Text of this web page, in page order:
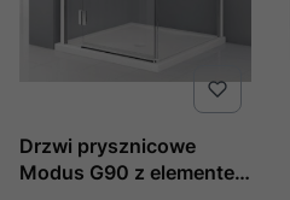
Drzwi prysznicowe
Modus G90 z elementem